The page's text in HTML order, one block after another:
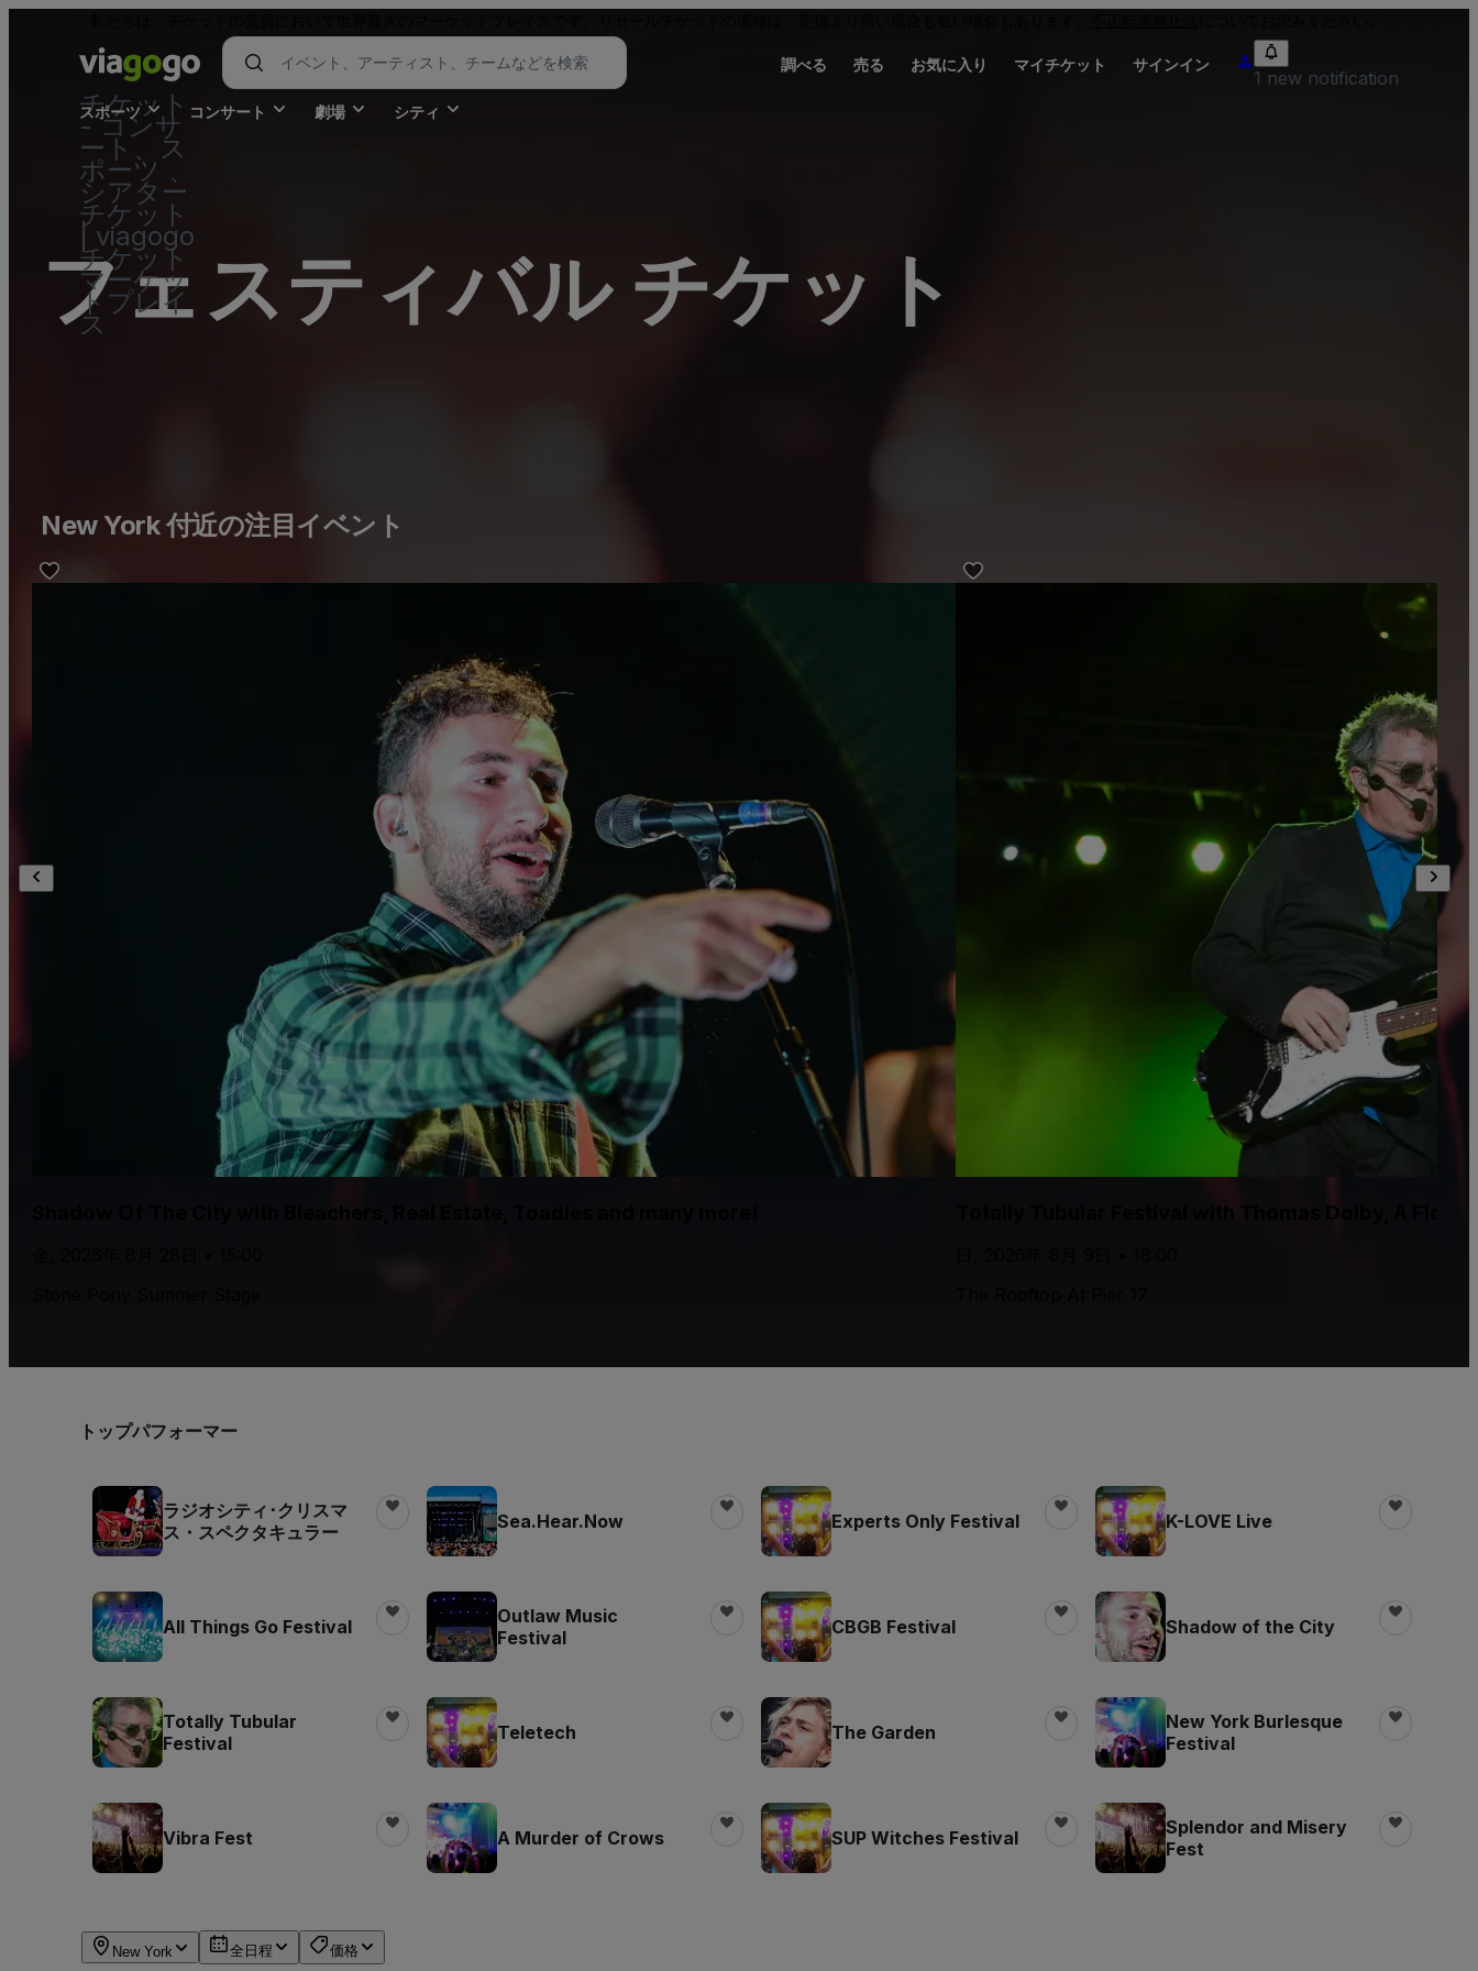
チケット
- コンサ
ート、ス
ポーツ 、
シアター
チケット
| viagogo
チケット
マーケッ
トプレイ
ス
調べる 売る お気に入り マイチケット サインイン
1 new notification
スポーツ コンサート 劇場 シティ
フェスティバル チケット
New York 付近の注目イベント
Totally Tubular Festival with Thomas Dolby, A
トップパフォーマー
ラジオシティ･クリスマ
ス・スペクタキュラー
Sea.Hear.Now Experts Only Festival K-LOVE Live
All Things Go Festival
Outlaw Music
Festival
CBGB Festival Shadow of the City
Totally Tubular
Festival
Teletech The Garden
New York Burlesque
Festival
Vibra Fest A Murder of Crows SUP Witches Festival
Splendor and Misery
Fest
New York 全日程 価格